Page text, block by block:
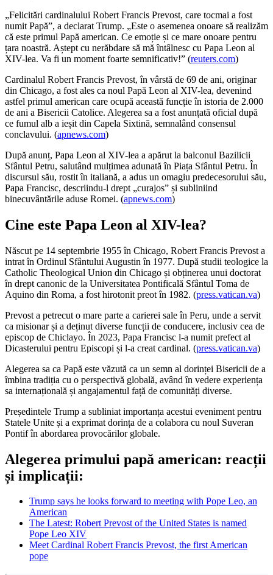
„Felicitări cardinalului Robert Francis Prevost, care tocmai a fost
numit Papă”, a declarat Trump. „Este o asemenea onoare să realizăm
că este primul Papă american. Ce emoție și ce mare onoare pentru
țara noastră. Aștept cu nerăbdare să mă întâlnesc cu Papa Leon al
XIV-lea. Va fi un moment foarte semnificativ!” (reuters.com)
Cardinalul Robert Francis Prevost, în vârstă de 69 de ani, originar
din Chicago, a fost ales ca noul Papă Leon al XIV-lea, devenind
astfel primul american care ocupă această funcție în istoria de 2.000
de ani a Bisericii Catolice. Alegerea sa a fost anunțată oficial după
ce fumul alb a ieșit din Capela Sixtină, semnalând consensul
conclavului. (apnews.com)
După anunț, Papa Leon al XIV-lea a apărut la balconul Bazilicii
Sfântul Petru, salutând mulțimea adunată în Piața Sfântul Petru. În
discursul său, rostit în italiană, a adus un omagiu predecesorului său,
Papa Francisc, descriindu-l drept „curajos” și subliniind
binecuvântările aduse Romei. (apnews.com)
Cine este Papa Leon al XIV-lea?
Născut pe 14 septembrie 1955 în Chicago, Robert Francis Prevost a
intrat în Ordinul Sfântului Augustin în 1977. După studii teologice la
Catholic Theological Union din Chicago și obținerea unui doctorat
în drept canonic de la Universitatea Pontificală Sfântul Toma de
Aquino din Roma, a fost hirotonit preot în 1982. (press.vatican.va)
Prevost a petrecut o mare parte a carierei sale în Peru, unde a servit
ca misionar și a deținut diverse funcții de conducere, inclusiv cea de
episcop de Chiclayo. În 2023, Papa Francisc l-a numit prefect al
Dicasterului pentru Episcopi și l-a creat cardinal. (press.vatican.va)
Alegerea sa ca Papă este văzută ca un semn al dorinței Bisericii de a
îmbina tradiția cu o perspectivă globală, având în vedere experiența
sa internațională și angajamentul față de comunități diverse.
Președintele Trump a subliniat importanța acestui eveniment pentru
Statele Unite și a exprimat dorința de a colabora cu noul Suveran
Pontif în abordarea provocărilor globale.
Alegerea primului papă american: reacții
și implicații:
Trump says he looks forward to meeting with Pope Leo, an
American
The Latest: Robert Prevost of the United States is named
Pope Leo XIV
Meet Cardinal Robert Francis Prevost, the first American
pope